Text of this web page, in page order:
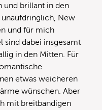
und brillant in den
New
und für mich
sind dabei insgesamt
in den Mitten. Für
etwas weicheren
wünschen. Aber
mit breitbandigen